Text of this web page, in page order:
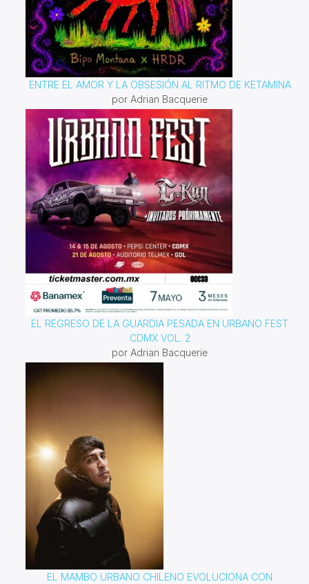
ENTRE EL AMOR Y LA OBSESIÓN AL RITMO DE KETAMINA
por Adrian Bacquerie
EL REGRESO DE LA GUARDIA PESADA EN URBANO FEST
CDMX VOL. 2
por Adrian Bacquerie
EL MAMBO URBANO CHILENO EVOLUCIONA CON